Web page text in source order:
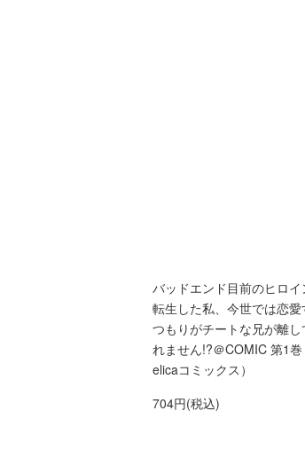
バッドエンド目前のヒロイ
転生した私、今世では恋愛
つもりがチートな兄が離し
れません!?＠COMIC 第1
elicaコミックス）
704円(税込)